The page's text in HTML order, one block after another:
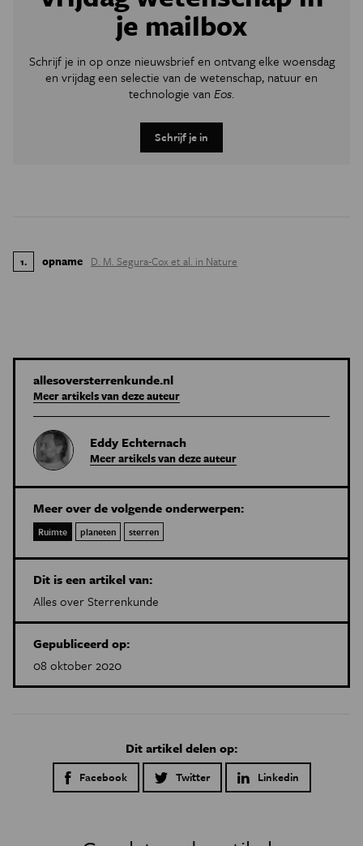
je mailbox
Schrijf je in op onze nieuwsbrief en ontvang elke woensdag
en vrijdag een selectie van de wetenschap, natuur en
technologie van Eos.
Schrijf je in
1. opname D. M. Segura-Cox et al. in Nature
allesoversterrenkunde.nl
Meer artikels van deze auteur
Eddy Echternach
Meer artikels van deze auteur
Meer over de volgende onderwerpen:
Ruimte planeten sterren
Dit is een artikel van:
Alles over Sterrenkunde
Gepubliceerd op:
08 oktober 2020
Dit artikel delen op:
Facebook Twitter Linkedin